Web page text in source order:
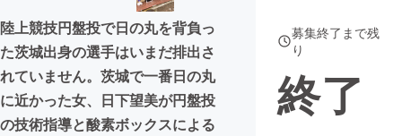
陸上競技円盤投で日の丸を背負っ
た茨城出身の選手はいまだ排出さ
れていません。茨城で一番日の丸
に近かった女、日下望美が円盤投
の技術指導と酸素ボックスによる
募集終了まで残
り
終了